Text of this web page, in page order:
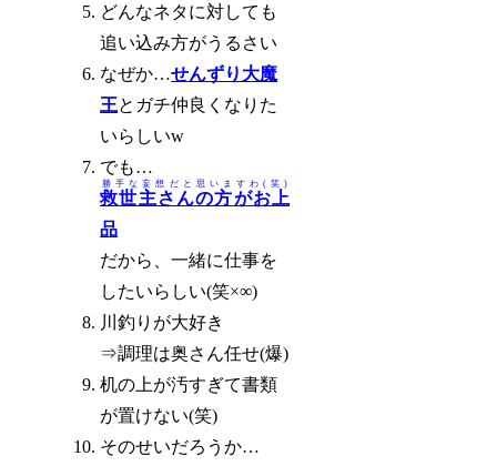
どんなネタに対しても
追い込み方がうるさい
なぜか…せんずり大魔
王とガチ仲良くなりた
いらしいw
でも…
救世主さんの方がお上
品
勝手な妄想だと思いますわ(笑)
だから、一緒に仕事を
したいらしい(笑×∞)
川釣りが大好き
⇒調理は奥さん任せ(爆)
机の上が汚すぎて書類
が置けない(笑)
そのせいだろうか…